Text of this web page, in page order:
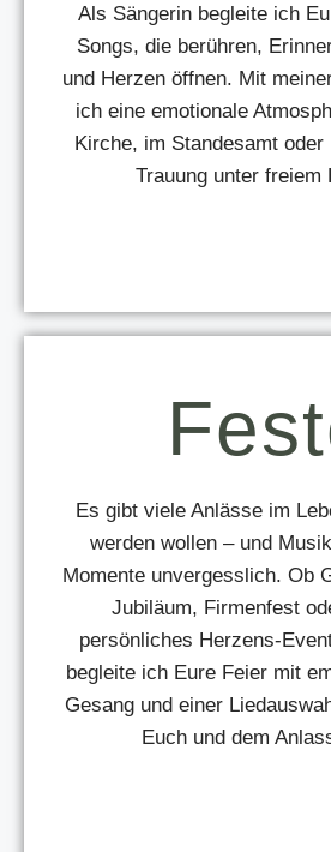
Als Sängerin begleite ich
Songs, die berühren,
und Herzen öffnen. Mit
ich eine emotionale
Kirche, im Standesamt oder
Trauung unter freiem
Es gibt viele Anlässe im
werden wollen – und
Momente unvergesslich. Ob
Jubiläum, Firmenfest
persönliches Herzens-
begleite ich Eure Feier mit
Gesang und einer
Euch und dem